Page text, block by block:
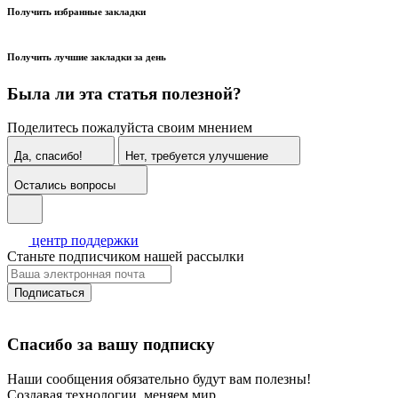
Получить избранные закладки
Получить лучшие закладки за день
Была ли эта статья полезной?
Поделитесь пожалуйста своим мнением
Да, спасибо! Нет, требуется улучшение
Остались вопросы
центр поддержки
Станьте подписчиком нашей рассылки
Подписаться
Спасибо за вашу подписку
Наши сообщения обязательно будут вам полезны!
Создавая технологии, меняем мир